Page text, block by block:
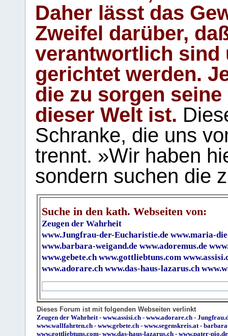
Daher lässt das
Zweifel darüber,
verantwortlich sind
gerichtet werden.
die zu sorgen
dieser Welt ist.
Schranke, die uns
trennt. »Wir haben
sondern suchen die
Suche in den kath. Webseiten von:
Zeugen der Wahrheit
www.Jungfrau-der-Eucharistie.de www.maria-
www.barbara-weigand.de www.adoremus.de
www.gebete.ch www.gottliebtuns.com
www.adorare.ch www.das-haus-lazarus.ch
Dieses Forum ist mit folgenden Webseiten verlinkt
Zeugen der Wahrheit- www.assisi.ch - www.adorare.ch -
www.wallfahrten.ch - www.gebete.ch - www.segenskreis.at-
www.gottliebtuns.com- www.das-haus-lazarus.ch - www.pater-pio.de